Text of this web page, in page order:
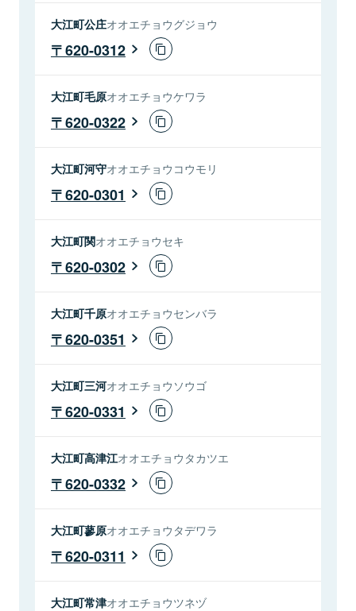
大江町公庄オオエチョウグジョウ
620-0312
大江町毛原オオエチョウケワラ
620-0322
大江町河守オオエチョウコウモリ
620-0301
大江町関オオエチョウセキ
620-0302
大江町千原オオエチョウセンバラ
620-0351
大江町三河オオエチョウソウゴ
620-0331
大江町高津江オオエチョウタカツエ
620-0332
大江町蓼原オオエチョウタデワラ
620-0311
大江町常津オオエチョウツネヅ